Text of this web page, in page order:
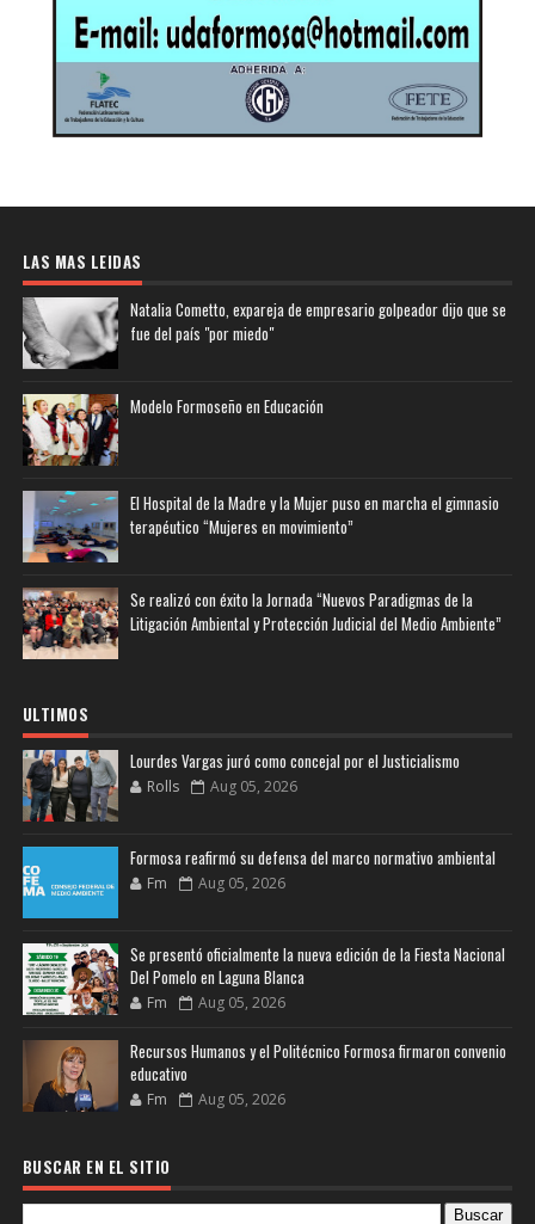
LAS MAS LEIDAS
Natalia Cometto, expareja de empresario golpeador dijo que se
fue del país "por miedo"
Modelo Formoseño en Educación
El Hospital de la Madre y la Mujer puso en marcha el gimnasio
terapéutico “Mujeres en movimiento”
Se realizó con éxito la Jornada “Nuevos Paradigmas de la
Litigación Ambiental y Protección Judicial del Medio Ambiente”
ULTIMOS
Lourdes Vargas juró como concejal por el Justicialismo
Rolls Aug 05, 2026
Formosa reafirmó su defensa del marco normativo ambiental
Fm Aug 05, 2026
Se presentó oficialmente la nueva edición de la Fiesta Nacional
Del Pomelo en Laguna Blanca
Fm Aug 05, 2026
Recursos Humanos y el Politécnico Formosa firmaron convenio
educativo
Fm Aug 05, 2026
BUSCAR EN EL SITIO